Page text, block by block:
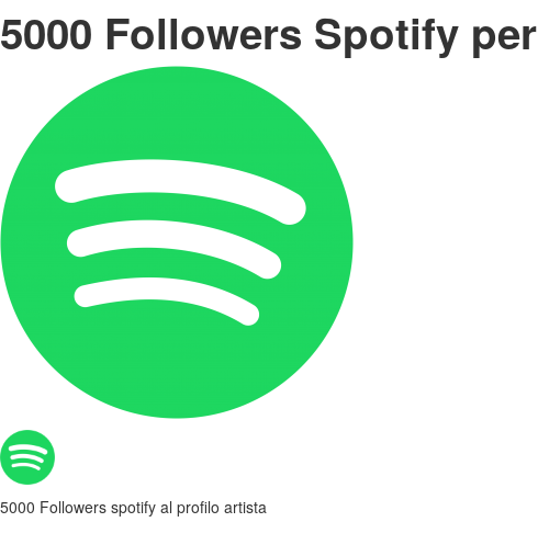
5000 Followers Spotify
5000 Followers spotify al profilo artista